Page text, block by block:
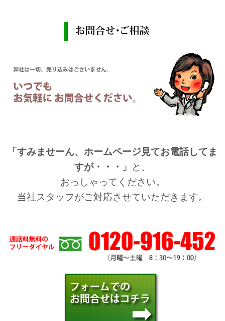
「すみませーん、ホームページ見てお電話してま
すが・・・」
と、
おっしゃってください。
当社スタッフがご対応させていただきます。